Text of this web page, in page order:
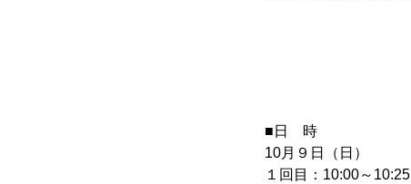
■日 時
10月９日（日）
１回目：10:00～10:25